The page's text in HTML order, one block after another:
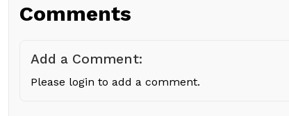
Comments
Add a Comment:
Please login to add a comment.